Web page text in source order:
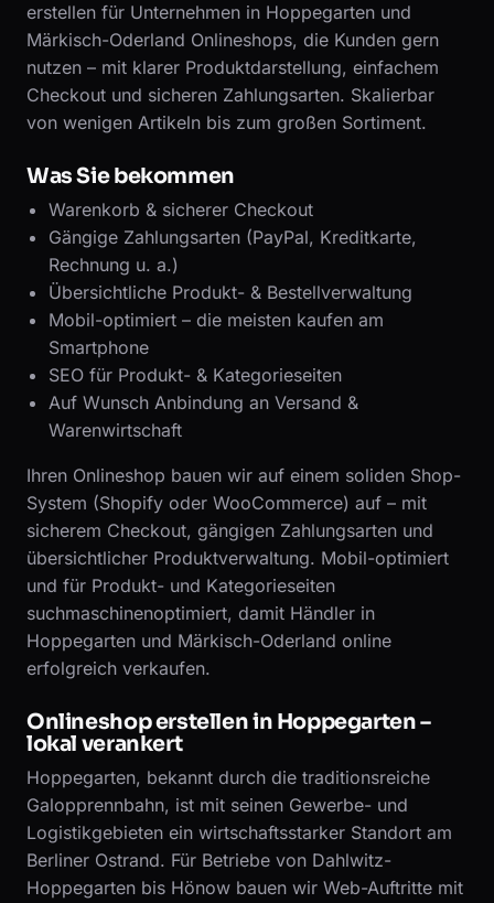
erstellen für Unternehmen in Hoppegarten und
Märkisch-Oderland Onlineshops, die Kunden gern
nutzen – mit klarer Produktdarstellung, einfachem
Checkout und sicheren Zahlungsarten. Skalierbar
von wenigen Artikeln bis zum großen Sortiment.
Was Sie bekommen
Warenkorb & sicherer Checkout
Gängige Zahlungsarten (PayPal, Kreditkarte,
Rechnung u. a.)
Übersichtliche Produkt- & Bestellverwaltung
Mobil-optimiert – die meisten kaufen am
Smartphone
SEO für Produkt- & Kategorieseiten
Auf Wunsch Anbindung an Versand &
Warenwirtschaft
Ihren Onlineshop bauen wir auf einem soliden Shop-
System (Shopify oder WooCommerce) auf – mit
sicherem Checkout, gängigen Zahlungsarten und
übersichtlicher Produktverwaltung. Mobil-optimiert
und für Produkt- und Kategorieseiten
suchmaschinenoptimiert, damit Händler in
Hoppegarten und Märkisch-Oderland online
erfolgreich verkaufen.
Onlineshop erstellen in Hoppegarten –
lokal verankert
Hoppegarten, bekannt durch die traditionsreiche
Galopprennbahn, ist mit seinen Gewerbe- und
Logistikgebieten ein wirtschaftsstarker Standort am
Berliner Ostrand. Für Betriebe von Dahlwitz-
Hoppegarten bis Hönow bauen wir Web-Auftritte mit